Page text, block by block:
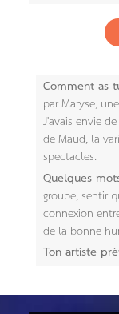
Comment as-
par Maryse,
J'avais envie
de Maud, la
spectacles.
Quelques
groupe, sentir
connexion
de la bonne
Ton artiste